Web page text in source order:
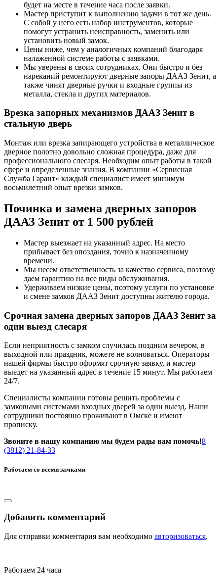
будет на месте в течение часа после заявки.
Мастер приступит к выполнению задачи в тот же день.
С собой у него есть набор инструментов, которые
помогут устранить неисправность, заменить или
установить новый замок.
Цены ниже, чем у аналогичных компаний благодаря
налаженной системе работы с заявками.
Мы уверены в своих сотрудниках. Они быстро и без
нареканий ремонтируют дверные запоры ДААЗ Зенит, а
также чинят дверные ручки и входные группы из
металла, стекла и других материалов.
Врезка запорных механизмов ДААЗ Зенит в
стальную дверь
Монтаж или врезка запирающего устройства в металлическое
дверное полотно довольно сложная процедура, даже для
профессионального слесаря. Необходим опыт работы в такой
сфере и определенные знания. В компании «Сервисная
Служба Гарант» каждый специалист имеет минимум
восьмилетний опыт врезки замков.
Починка и замена дверных запоров
ДААЗ Зенит от 1 500 рублей
Мастер выезжает на указанный адрес. На место
прибывает без опоздания, точно к назначенному
времени.
Мы несем ответственность за качество сервиса, поэтому
даем гарантию на все виды обслуживания.
Удерживаем низкие цены, поэтому услуги по установке
и смене замков ДААЗ Зенит доступны жителю города.
Срочная замена дверных запоров ДААЗ Зенит за
один выезд слесаря
Если неприятность с замком случилась поздним вечером, в
выходной или праздник, можете не волноваться. Операторы
нашей фирмы быстро оформят срочную заявку, и мастер
выедет на указанный адрес в течение 15 минут. Мы работаем
24/7.
Специалисты компании готовы решить проблемы с
замковыми системами входных дверей за один выезд. Наши
сотрудники постоянно проживают в Омске и имеют
прописку.
Звоните в нашу компанию мы будем рады вам помочь!8
(3812) 21-84-33
Работаем со всеми замками
Добавить комментарий
Для отправки комментария вам необходимо авторизоваться.
Работаем 24 часа